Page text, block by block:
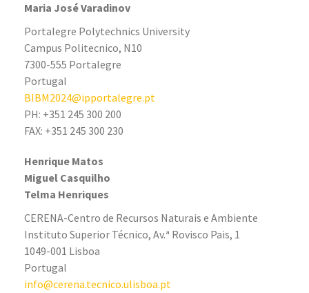
Maria José Varadinov
Portalegre Polytechnics University
Campus Politecnico, N10
7300-555 Portalegre
Portugal
BIBM2024@ipportalegre.pt
PH: +351 245 300 200
FAX: +351 245 300 230
Henrique Matos
Miguel Casquilho
Telma Henriques
CERENA-Centro de Recursos Naturais e Ambiente
Instituto Superior Técnico, Av.ª Rovisco Pais, 1
1049-001 Lisboa
Portugal
info@cerena.tecnico.ulisboa.pt